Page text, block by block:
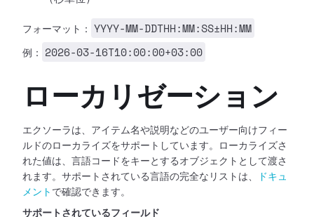
フォーマット： YYYY-MM-DDTHH:MM:SS±HH:MM
例： 2026-03-16T10:00:00+03:00
ローカリゼーション
エクソーラは、アイテム名や説明などのユーザー向けフィー
ルドのローカライズをサポートしています。ローカライズさ
れた値は、言語コードをキーとするオブジェクトとして渡さ
れます。サポートされている言語の完全なリストは、
ドキュ
メント で確認できます。
サポートされているフィールド